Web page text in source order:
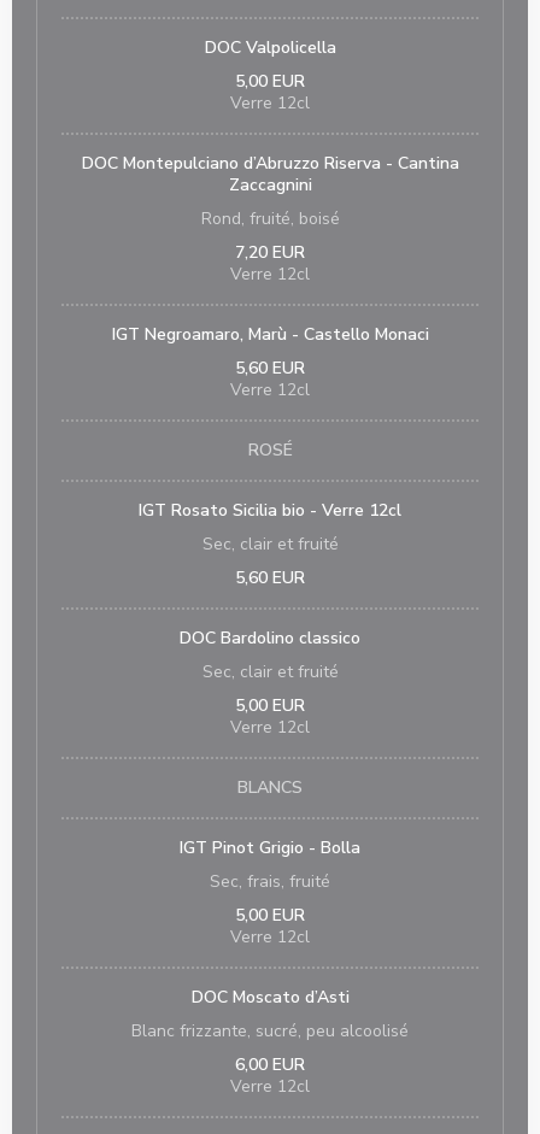
DOC Valpolicella
5,00 EUR
Verre 12cl
DOC Montepulciano d’Abruzzo Riserva - Cantina
Zaccagnini
Rond, fruité, boisé
7,20 EUR
Verre 12cl
IGT Negroamaro, Marù - Castello Monaci
5,60 EUR
Verre 12cl
ROSÉ
IGT Rosato Sicilia bio - Verre 12cl
Sec, clair et fruité
5,60 EUR
DOC Bardolino classico
Sec, clair et fruité
5,00 EUR
Verre 12cl
BLANCS
IGT Pinot Grigio - Bolla
Sec, frais, fruité
5,00 EUR
Verre 12cl
DOC Moscato d’Asti
Blanc frizzante, sucré, peu alcoolisé
6,00 EUR
Verre 12cl